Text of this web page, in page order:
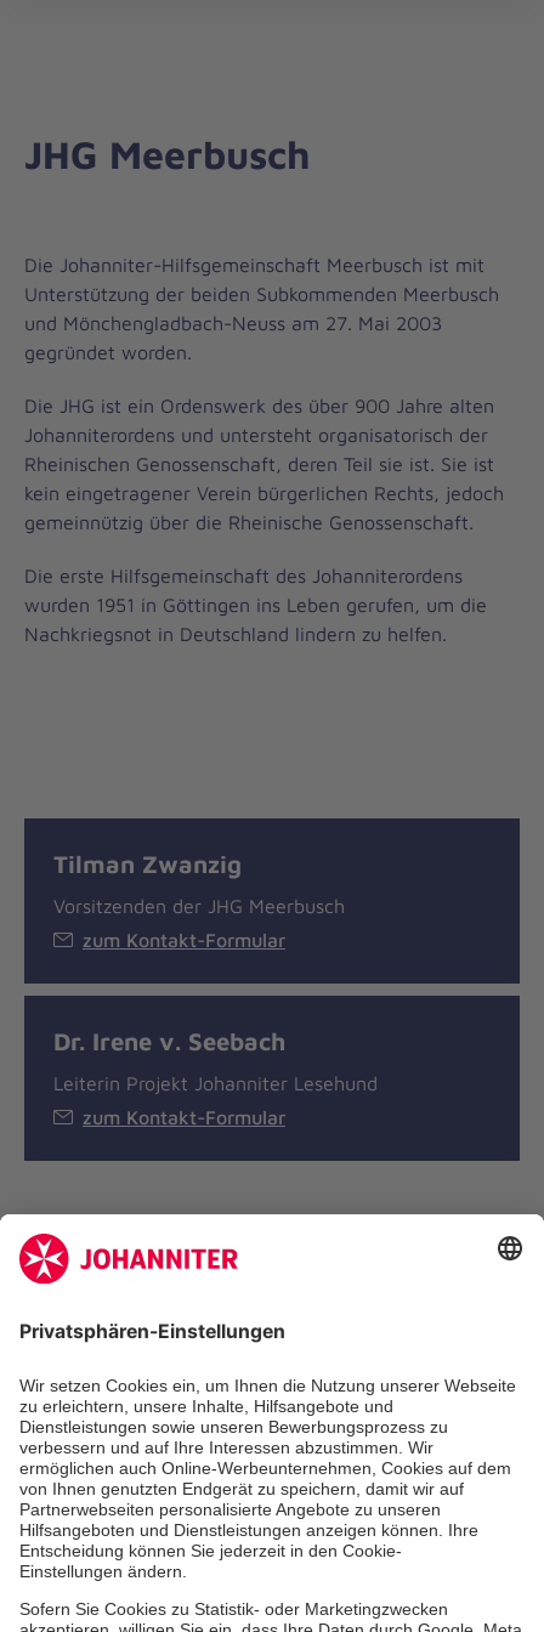
JHG Meerbusch
Die Johanniter-Hilfsgemeinschaft Meerbusch ist mit
Unterstützung der beiden Subkommenden Meerbusch
und Mönchengladbach-Neuss am 27. Mai 2003
gegründet worden.
Die JHG ist ein Ordenswerk des über 900 Jahre alten
Johanniterordens und untersteht organisatorisch der
Rheinischen Genossenschaft, deren Teil sie ist. Sie ist
kein eingetragener Verein bürgerlichen Rechts, jedoch
gemeinnützig über die Rheinische Genossenschaft.
Die erste Hilfsgemeinschaft des Johanniterordens
wurden 1951 in Göttingen ins Leben gerufen, um die
Nachkriegsnot in Deutschland lindern zu helfen.
Tilman Zwanzig
Vorsitzenden der JHG Meerbusch
zum Kontakt-Formular
Dr. Irene v. Seebach
Leiterin Projekt Johanniter Lesehund
zum Kontakt-Formular
Zertifizierung der Johanniter-Unfall-Hilfe e.V.
Die Johanniter GmbH führt das Spendenzertifikat
des Deutschen Spendenrats e.V.